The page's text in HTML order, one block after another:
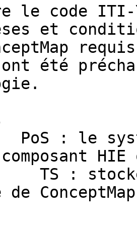
le code
et
été
PoS : le
TS :
de